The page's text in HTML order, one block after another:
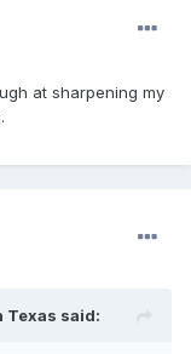
at sharpening my
Texas said: